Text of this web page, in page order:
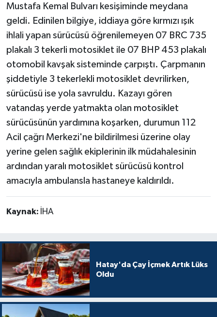
Mustafa Kemal Bulvarı kesişiminde meydana
geldi. Edinilen bilgiye, iddiaya göre kırmızı ışık
ihlali yapan sürücüsü öğrenilemeyen 07 BRC 735
plakalı 3 tekerli motosiklet ile 07 BHP 453 plakalı
otomobil kavşak sisteminde çarpıştı. Çarpmanın
şiddetiyle 3 tekerlekli motosiklet devrilirken,
sürücüsü ise yola savruldu. Kazayı gören
vatandaş yerde yatmakta olan motosiklet
sürücüsünün yardımına koşarken, durumun 112
Acil çağrı Merkezi'ne bildirilmesi üzerine olay
yerine gelen sağlık ekiplerinin ilk müdahalesinin
ardından yaralı motosiklet sürücüsü kontrol
amacıyla ambulansla hastaneye kaldırıldı.
Kaynak: İHA
Hatay'da Çay İçmek Artık Lüks
Oldu